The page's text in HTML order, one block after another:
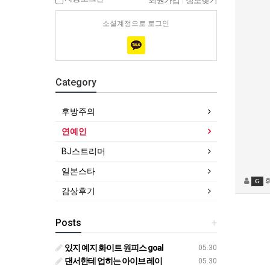
G
소셜계정으로 로그인
Category
후방주의
연예인
BJ스트리머
일본스타
감상후기
+
Posts
05.30
있지 예지 화이트 원피스 goal
05.30
댄서한테 업히는 아이브 레이